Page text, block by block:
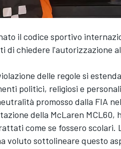
il codice sportivo
di chiedere l'autorizzazione
delle regole si
politici, religiosi e
promosso dalla FIA
della McLaren MCL60,
come se fossero scolari.
voluto sottolineare questo